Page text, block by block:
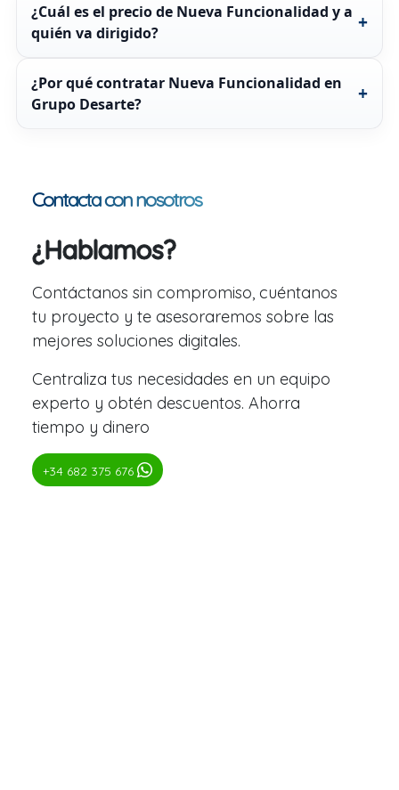
¿Cuál es el precio de Nueva Funcionalidad y a
quién va dirigido?
¿Por qué contratar Nueva Funcionalidad en
Grupo Desarte?
Contacta con nosotros
¿Hablamos?
Contáctanos sin compromiso, cuéntanos
tu proyecto y te asesoraremos sobre las
mejores soluciones digitales.
Centraliza tus necesidades en un equipo
experto y obtén descuentos. Ahorra
tiempo y dinero
+34 682 375 676